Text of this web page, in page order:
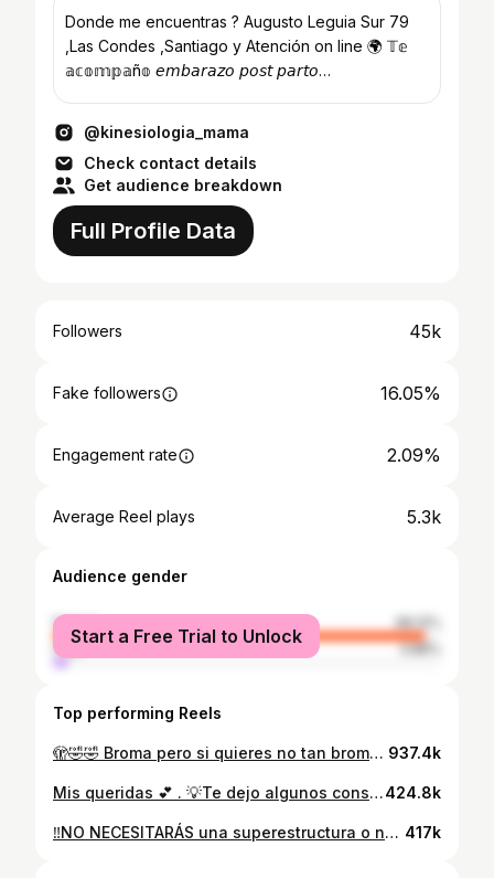
Donde me encuentras ? Augusto Leguia Sur 79
,Las Condes ,Santiago y Atención on line 🌍 𝕋𝕖
𝕒𝕔𝕠𝕞𝕡𝕒ñ𝕠 𝘦𝘮𝘣𝘢𝘳𝘢𝘻𝘰 𝘱𝘰𝘴𝘵 𝘱𝘢𝘳𝘵𝘰
@kinesiologia_mama
Check contact details
Get audience breakdown
Full Profile Data
Followers 45k
Fake followers 16.05%
Engagement rate 2.09%
Average Reel plays 5.3k
Audience gender
female
96.12%
male
3.88%
Start a Free Trial to Unlock
Top performing Reels
🫣🤣🤣 Broma pero si quieres no tan broma 🤣! Cómo fue tu experiencia? #ejerciciosembarazadas #pilatesprenatal #pilatesembarazadas #embarazo #prenatal #kineprenatal #kinepostparto #kineembarazo #ejerciciosembarazadas #ejerciciosprenatales #yogaprenatal #yogaembarazadas #tallerpreparaciónalparto #ejerciciosembarazadas #gimnasiaprenatal #gimnasiaembarazadas #gimnasiaembarazo #tallerprenatal #tallerpreparaciónalparto #kinepisopelvico #kinesuelopelvico #tallerprenatal #prenatal #embarazo #postparto #cesarea #hipopresivos 937.4k
Mis queridas 💕 . 💡Te dejo algunos consejos PARA DAR LA VUELTA A TU BEBÉ (si está en mala posición para el parto). . ⭐️Todos los consejos que te dejo lo puedes hacer incluso durante TODO el embarazo. ⭐️No te olvides de compartirlo poner me gusta y comentarlo ! #bebedenalgas #kineprenatal #kineembarazadas #kineembarazo #embarazada #embarazado #ejerciciosembarazo #yogaprenatal #yogaembarazadas #pilatesprenatal #pilatesembarazadas #ejerciciosprenatales #diastasisabdominal #tallerpreparaciónalparto #clasespreparacionalparto #clasesembarazo #ejerciciosembarazadas #pilatesprenatal #pilatesembarazadas #embarazo #prenatal #kineprenatal #kinepostparto #kineembarazo #ejerciciosembarazadas #ejerciciosprenatales #yogaprenatal #yogaembarazadas #tallerpreparaciónalparto #ejerciciosembarazadas #gimnasiaprenatal #gimnasiaembarazadas #gimnasiaembarazo #tallerprenatal #tallerpreparaciónalparto #kinepisopelvico #kinesuelopelvico #tallerprenatal #prenatal #embarazo #postparto #cesarea #hipopresivos424.8k
‼️NO NECESITARÁS una superestructura o necesariamente una pelota para poder mover y ayudar a tu bebé durante el trabajo de parto. Si no tienes muchos recursos, todo lo que necesitarás es : 🪑 ¡UNA SILLA FIRME! ¡Simple, fácil, efectivo !!! Sabemos que en el mejor de los caso tendremos compañeros bien preparados, pero para las que no tienen apoyo o simplemente quieres moverte sola aquí van estos ejercicios!! Puedes practicarlo desde el 3er trimestre y hacerlo en tu trabajo de parto Te gustó? Envíaselo a una embarazada que NECESITA ver esto ❣️ ⭐️ SÍGUEME para obtener más consejos sobre embarazo y post parto . N #ejerciciosembarazadas #pilatesprenatal #pilatesembarazadas #embarazo #prenatal #kineprenatal #kinepostparto #kineembarazo #ejerciciosembarazadas #ejerciciosprenatales #yogaprenatal #yogaembarazadas #tallerpreparaciónalparto #ejerciciosembarazadas #gimnasiaprenatal #gimnasiaembarazadas #gimnasiaembarazo #tallerprenatal #tallerpreparaciónalparto #kinepisopelvico #kinesuelopelvico #tallerprenatal #prenatal #embarazo #postparto #cesarea #hipopresivos 417k